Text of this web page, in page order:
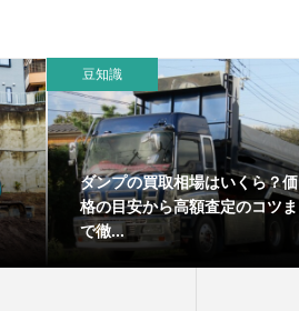
豆知識
ダンプの買取相場はいくら？価
格の目安から高額査定のコツま
で徹...